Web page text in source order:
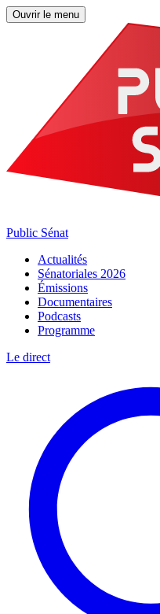
Ouvrir le menu
Public Sénat
Actualités
Sénatoriales 2026
Émissions
Documentaires
Podcasts
Programme
Le direct